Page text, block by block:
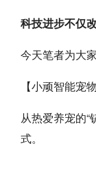
科技进步不仅
今天笔者为大
【小顽智能宠
从热爱养宠的
式。